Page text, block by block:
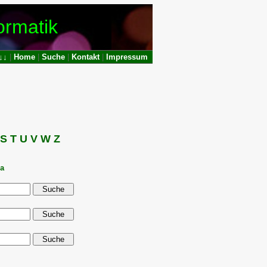
↓↓ Home Suche Kontakt| Impressum
S T U V W Z